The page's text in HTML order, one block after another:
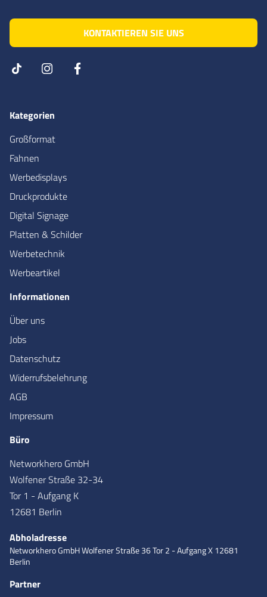
KONTAKTIEREN SIE UNS
Kategorien
Großformat
Fahnen
Werbedisplays
Druckprodukte
Digital Signage
Platten & Schilder
Werbetechnik
Werbeartikel
Informationen
Über uns
Jobs
Datenschutz
Widerrufsbelehrung
AGB
Impressum
Büro
Networkhero GmbH
Wolfener Straße 32-34
Tor 1 - Aufgang K
12681 Berlin
Abholadresse
Networkhero GmbHWolfener Straße 36Tor 2 - Aufgang X12681
Berlin
Partner